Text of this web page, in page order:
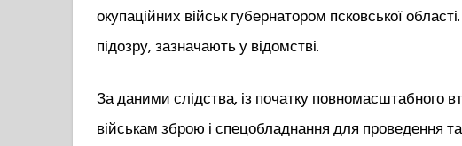
окупаційних військ губернатором псковської
підозру, зазначають у відомстві.
За даними слідства, із початку повномасштабного
військам зброю і спецобладнання для проведення